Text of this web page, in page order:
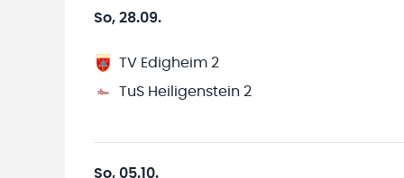
So, 28.09.
TV Edigheim 2
TuS Heiligenstein 2
So, 05.10.